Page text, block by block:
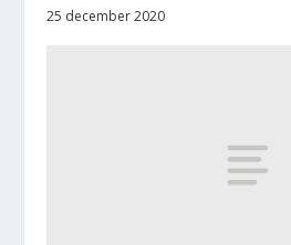
25 december 2020